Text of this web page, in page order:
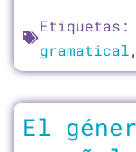
Etiquetas:
gramatical
El